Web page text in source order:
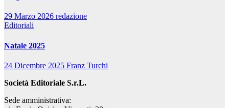
29 Marzo 2026 redazione
Editoriali
Natale 2025
24 Dicembre 2025 Franz Turchi
Società Editoriale S.r.L.
Sede amministrativa: